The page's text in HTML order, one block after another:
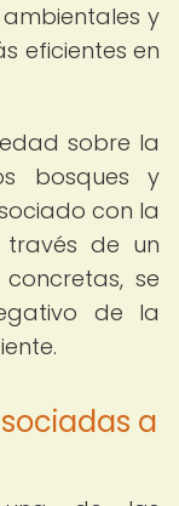
y
eficientes en
sobre la
bosques y
con la
de un
se
de la
a